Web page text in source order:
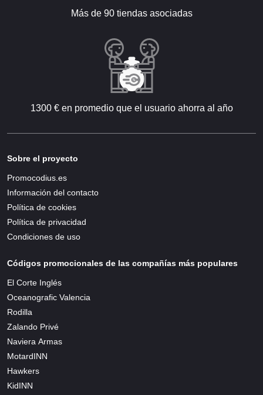
Más de 90 tiendas asociadas
1300 € en promedio que el usuario ahorra al año
Sobre el proyecto
Promocodius.es
Información del contacto
Política de cookies
Política de privacidad
Condiciones de uso
Códigos promocionales de las compañías más populares
El Corte Inglés
Oceanografic Valencia
Rodilla
Zalando Privé
Naviera Armas
MotardINN
Hawkers
KidINN